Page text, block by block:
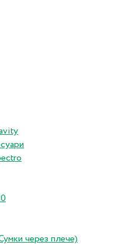
через плече)